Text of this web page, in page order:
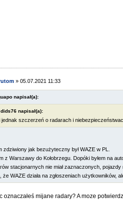
» 05.07.2021 11:33
napisał(a):
dids76 napisał(a):
jednak szczerzeń o radarach i
zdziwiony jak bezużyteczny był WAZE w PL.
z Warszawy do Kołobrzegu. Dopóki byłem na
stacjonarnych nie miał zaznaczonych, pojazdy
że WAZE działa na zgłoszeniach użytkowników,
oznaczałeś mijane radary? A moze